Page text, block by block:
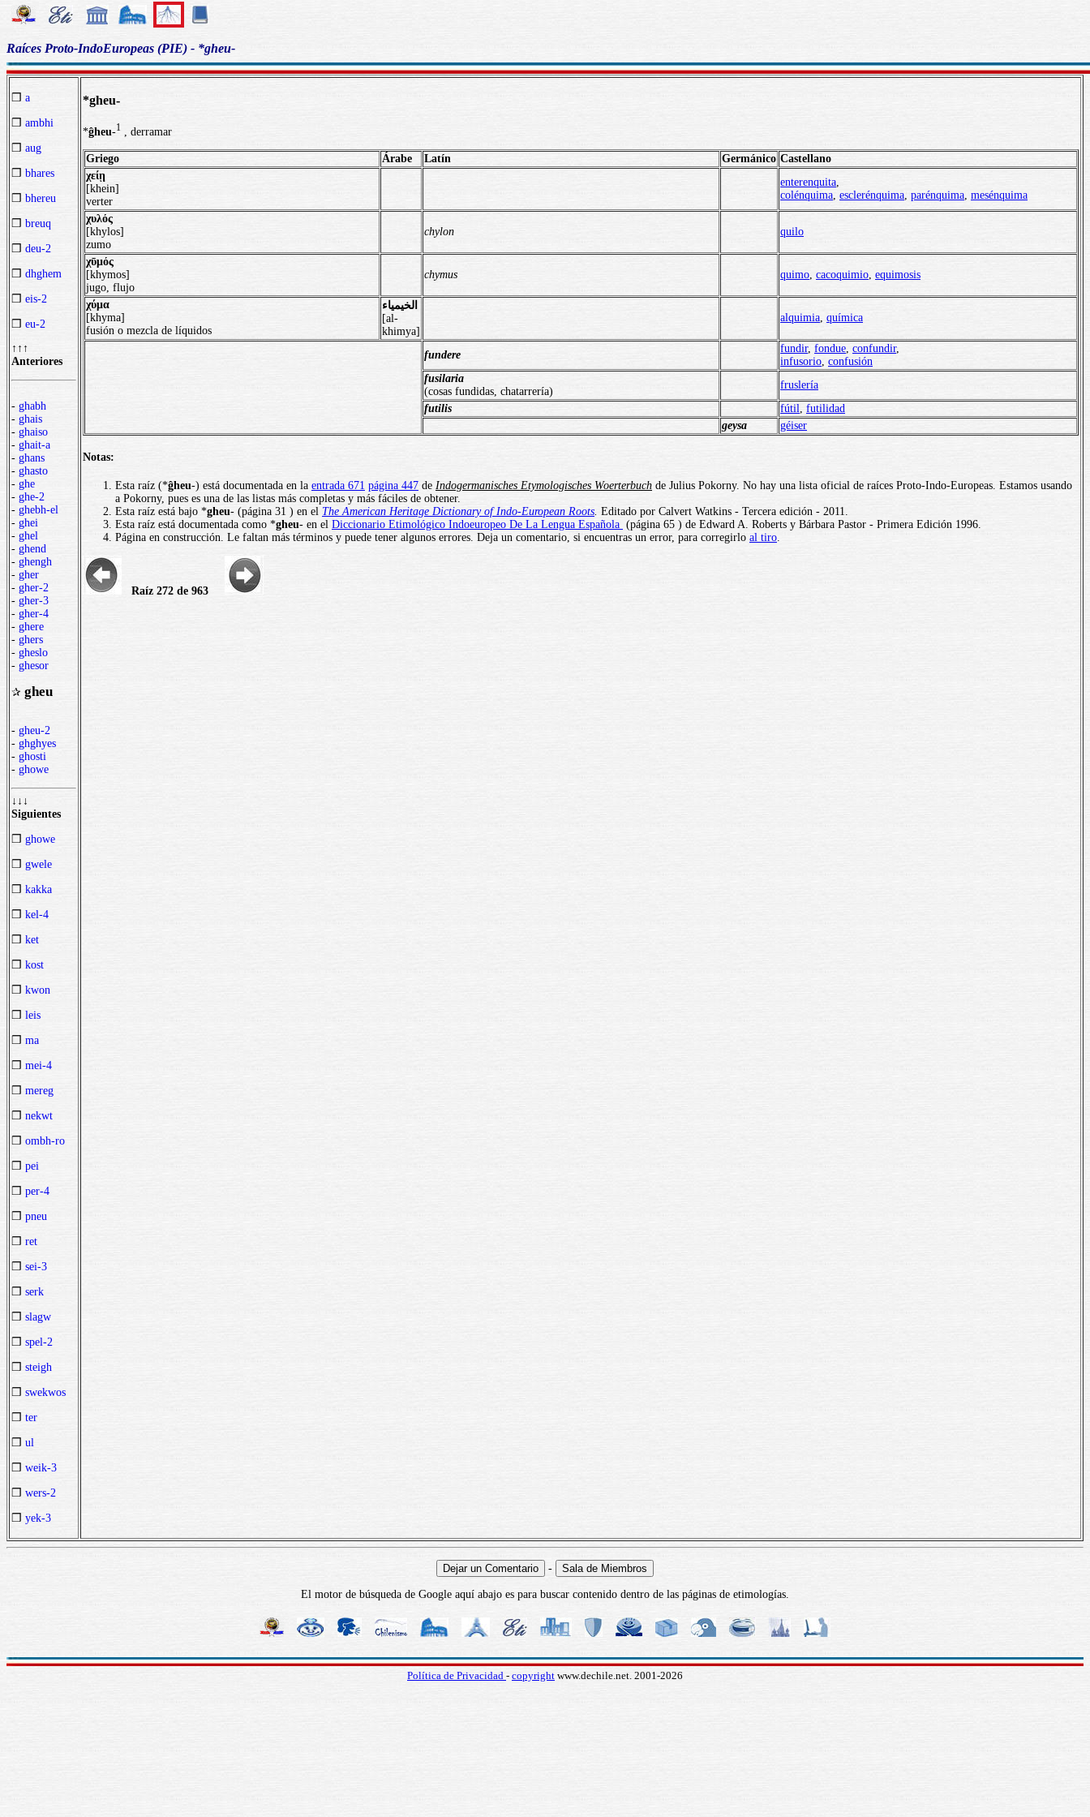
Raíces Proto-IndoEuropeas (PIE) - *gheu-
❒ a
❒ ambhi
❒ aug
❒ bhares
❒ bhereu
❒ breuq
❒ deu-2
❒ dhghem
❒ eis-2
❒ eu-2
↑↑↑
Anteriores
- ghabh
- ghais
- ghaiso
- ghait-a
- ghans
- ghasto
- ghe
- ghe-2
- ghebh-el
- ghei
- ghel
- ghend
- ghengh
- gher
- gher-2
- gher-3
- gher-4
- ghere
- ghers
- gheslo
- ghesor
✰ gheu
- gheu-2
- ghghyes
- ghosti
- ghowe
↓↓↓
Siguientes
❒ ghowe
❒ gwele
❒ kakka
❒ kel-4
❒ ket
❒ kost
❒ kwon
❒ leis
❒ ma
❒ mei-4
❒ mereg
❒ nekwt
❒ ombh-ro
❒ pei
❒ per-4
❒ pneu
❒ ret
❒ sei-3
❒ serk
❒ slagw
❒ spel-2
❒ steigh
❒ swekwos
❒ ter
❒ ul
❒ weik-3
❒ wers-2
❒ yek-3
*gheu-
*ĝheu-1 , derramar
Griego Árabe Latín Germánico Castellano
χείῃ
[khein]
verter
enterenquita,
colénquima, esclerénquima, parénquima, mesénquima
χυλός
[khylos]
zumo
chylon quilo
χῡμός
[khymos]
jugo, flujo
chymus quimo, cacoquimio, equimosis
χύμα
[khyma]
fusión o mezcla de líquidos
الخيمياء
[al-
khimya]
alquimia, química
fundere
fundir, fondue, confundir,
infusorio, confusión
fusilaria
(cosas fundidas, chatarrería)
fruslería
futilis
fútil, futilidad
geysa
géiser
Notas:
Esta raíz (*ĝheu-) está documentada en la entrada 671 página 447 de Indogermanisches Etymologisches Woerterbuch de Julius Pokorny. No hay una lista oficial de raíces Proto-Indo-Europeas. Estamos usando
a Pokorny, pues es una de las listas más completas y más fáciles de obtener.
Esta raíz está bajo *gheu- (página 31 ) en el The American Heritage Dictionary of Indo-European Roots Editado por Calvert Watkins - Tercera edición - 2011.
Esta raíz está documentada como *gheu- en el Diccionario Etimológico Indoeuropeo De La Lengua Española (página 65 ) de Edward A. Roberts y Bárbara Pastor - Primera Edición 1996.
Página en construcción. Le faltan más términos y puede tener algunos errores. Deja un comentario, si encuentras un error, para corregirlo al tiro
Raíz 272 de 963
-
El motor de búsqueda de Google aquí abajo es para buscar contenido dentro de las páginas de etimologías.
Política de Privacidad - copyright www.dechile.net. 2001-2026